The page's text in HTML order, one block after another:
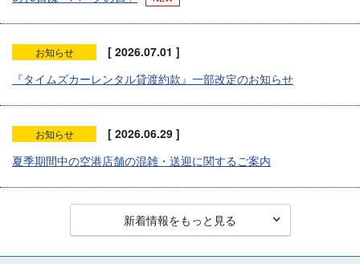
お知らせ
[ 2026.07.01 ]
『タイムズカーレンタル貸渡約款』一部改定のお知らせ
お知らせ
[ 2026.06.29 ]
夏季期間中の空港店舗の混雑・送迎に関するご案内
新着情報をもっと見る